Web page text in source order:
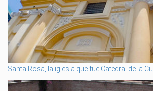
Santa Rosa, la iglesia que fue Catedral de la